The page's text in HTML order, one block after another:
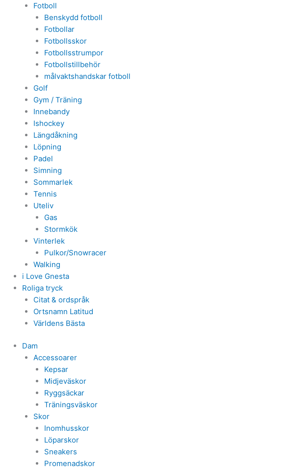
Fotboll
Benskydd fotboll
Fotbollar
Fotbollsskor
Fotbollsstrumpor
Fotbollstillbehör
målvaktshandskar fotboll
Golf
Gym / Träning
Innebandy
Ishockey
Längdåkning
Löpning
Padel
Simning
Sommarlek
Tennis
Uteliv
Gas
Stormkök
Vinterlek
Pulkor/Snowracer
Walking
i Love Gnesta
Roliga tryck
Citat & ordspråk
Ortsnamn Latitud
Världens Bästa
Dam
Accessoarer
Kepsar
Midjeväskor
Ryggsäckar
Träningsväskor
Skor
Inomhusskor
Löparskor
Sneakers
Promenadskor